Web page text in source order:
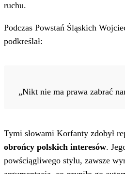
ruchu.
Podczas Powstań Śląskich
podkreślał:
„Nikt nie ma prawa zabrać
Tymi słowami Korfanty zdobył
obrońcy polskich interesów.
powściągliwego stylu, zawsze